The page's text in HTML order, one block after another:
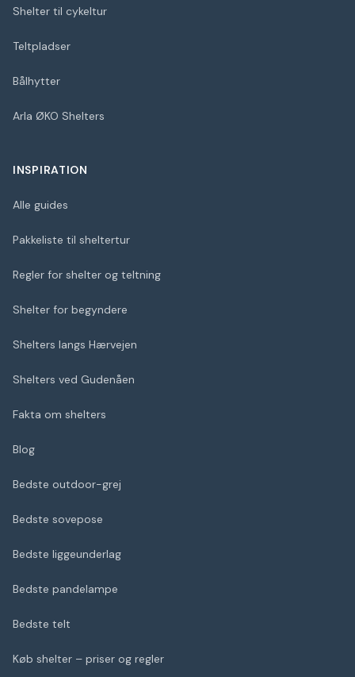
Shelter til cykeltur
Teltpladser
Bålhytter
Arla ØKO Shelters
INSPIRATION
Alle guides
Pakkeliste til sheltertur
Regler for shelter og teltning
Shelter for begyndere
Shelters langs Hærvejen
Shelters ved Gudenåen
Fakta om shelters
Blog
Bedste outdoor-grej
Bedste sovepose
Bedste liggeunderlag
Bedste pandelampe
Bedste telt
Køb shelter – priser og regler